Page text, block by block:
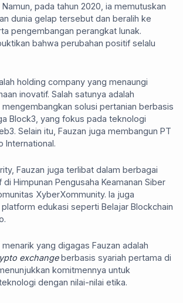
pada tahun 2020, ia memutuskan
dunia gelap tersebut dan beralih ke
pengembangan perangkat lunak.
bahwa perubahan positif selalu
holding company yang menaungi
inovatif. Salah satunya adalah
mengembangkan solusi pertanian berbasis
Block3, yang fokus pada teknologi
Selain itu, Fauzan juga membangun PT
International.
Fauzan juga terlibat dalam berbagai
di Himpunan Pengusaha Keamanan Siber
XyberXommunity. Ia juga
edukasi seperti Belajar Blockchain
yang digagas Fauzan adalah
exchangeberbasis syariah pertama di
komitmennya untuk
dengan nilai-nilai etika.